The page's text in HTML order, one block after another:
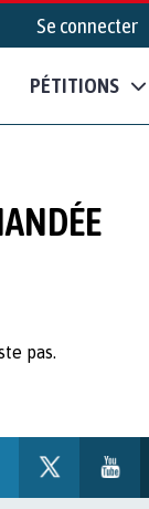
Se connecter
PÉTITIONS
pas.